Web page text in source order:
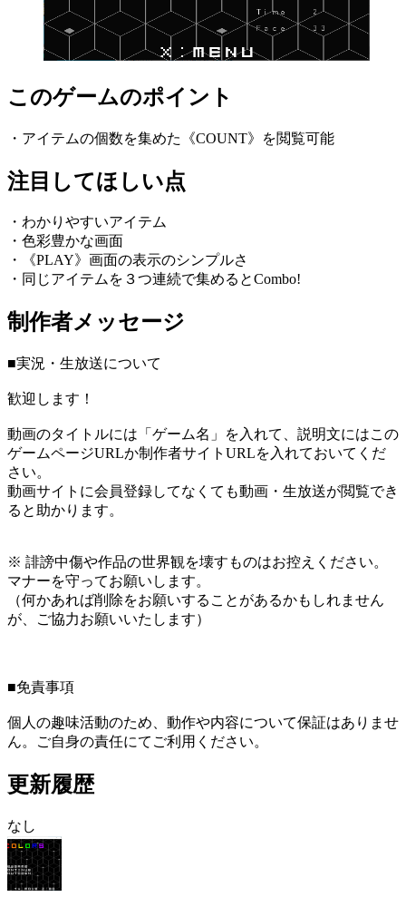
このゲームのポイント
・アイテムの個数を集めた《COUNT》を閲覧可能
注目してほしい点
・わかりやすいアイテム
・色彩豊かな画面
・《PLAY》画面の表示のシンプルさ
・同じアイテムを３つ連続で集めるとCombo!
制作者メッセージ
■実況・生放送について
歓迎します！
動画のタイトルには「ゲーム名」を入れて、説明文にはこの
ゲームページURLか制作者サイトURLを入れておいてくだ
さい。
動画サイトに会員登録してなくても動画・生放送が閲覧でき
ると助かります。
※ 誹謗中傷や作品の世界観を壊すものはお控えください。
マナーを守ってお願いします。
（何かあれば削除をお願いすることがあるかもしれません
が、ご協力お願いいたします）
■免責事項
個人の趣味活動のため、動作や内容について保証はありませ
ん。ご自身の責任にてご利用ください。
更新履歴
なし